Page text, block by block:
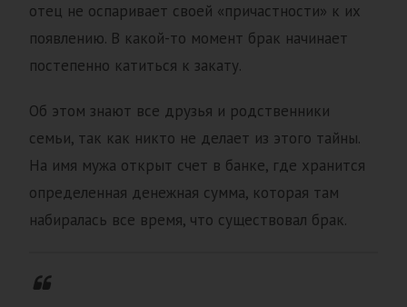
отец не оспаривает своей «причастности» к их
появлению. В какой-то момент брак начинает
постепенно катиться к закату.
Об этом знают все друзья и родственники
семьи, так как никто не делает из этого тайны.
На имя мужа открыт счет в банке, где хранится
определенная денежная сумма, которая там
набиралась все время, что существовал брак.